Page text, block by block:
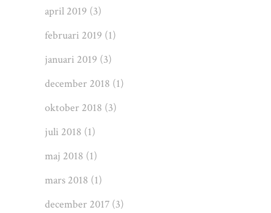
april 2019 (3)
februari 2019 (1)
januari 2019 (3)
december 2018 (1)
oktober 2018 (3)
juli 2018 (1)
maj 2018 (1)
mars 2018 (1)
december 2017 (3)